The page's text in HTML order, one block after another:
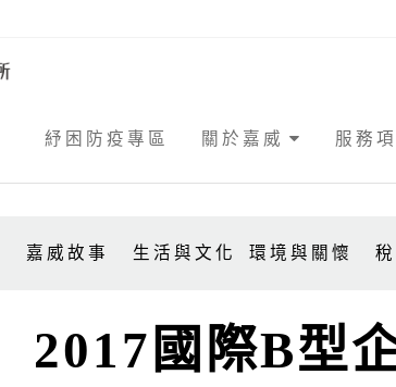
紓困防疫專區 關於嘉威 服務項
嘉威故事 生活與文化 環境與關懷
2017國際B型